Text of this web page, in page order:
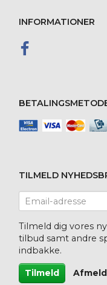
INFORMATIONER
TILMELD
Email-
adresse
Tilmeld dig vores
tilbud samt andre
indbakke.
Tilmeld Afmeld